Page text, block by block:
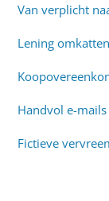
Van verplicht
Lening
Handvol e-
Fictieve